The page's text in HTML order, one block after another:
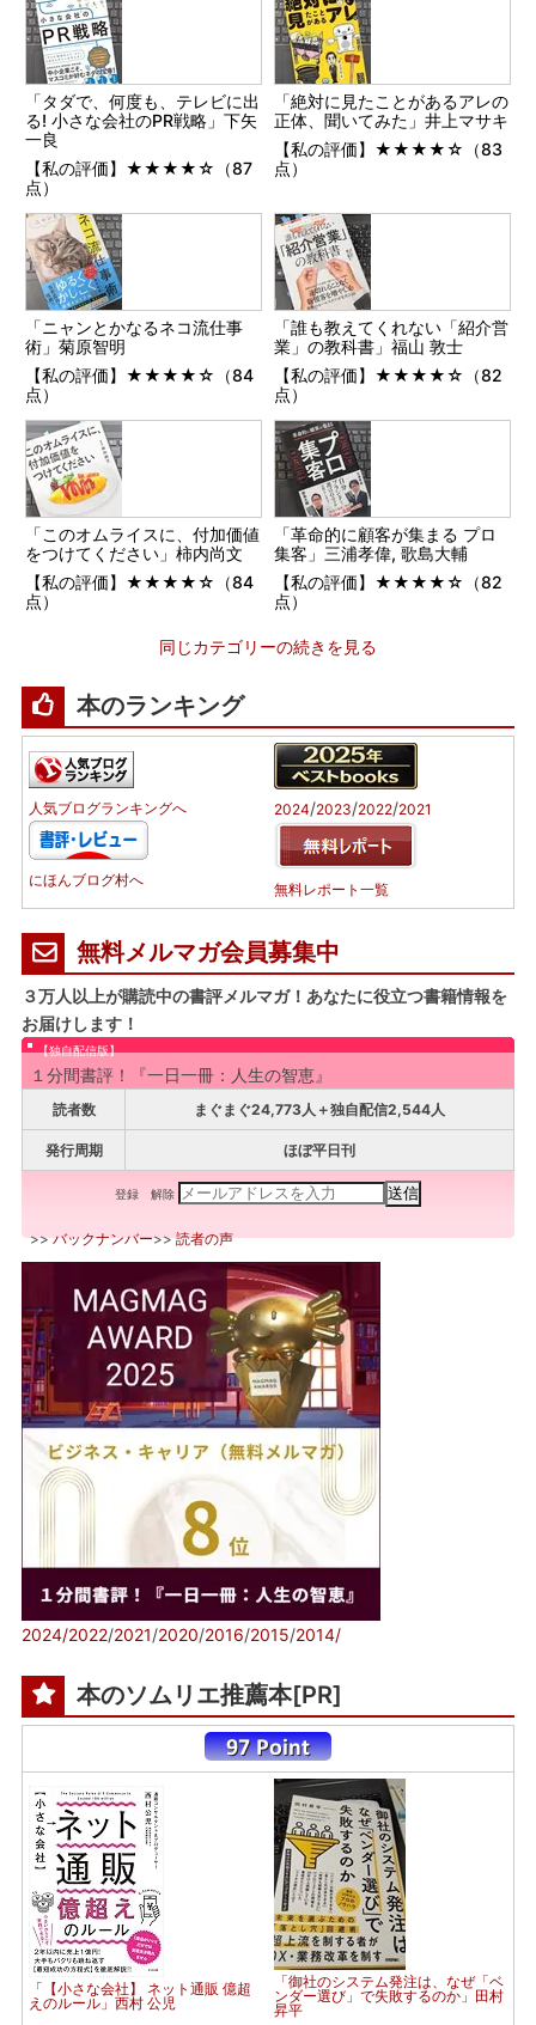
「タダで、何度も、テレビに出
る! 小さな会社のPR戦略」下矢
一良
【私の評価】★★★★☆（87
点）
「絶対に見たことがあるアレの
正体、聞いてみた」井上マサキ
【私の評価】★★★★☆（83
点）
「ニャンとかなるネコ流仕事
術」菊原智明
【私の評価】★★★★☆（84
点）
「誰も教えてくれない「紹介営
業」の教科書」福山 敦士
【私の評価】★★★★☆（82
点）
「このオムライスに、付加価値
をつけてください」柿内尚文
【私の評価】★★★★☆（84
点）
「革命的に顧客が集まる プロ
集客」三浦孝偉, 歌島大輔
【私の評価】★★★★☆（82
点）
同じカテゴリーの続きを見る
本のランキング
人気ブログランキングへ
にほんブログ村へ
2024/2023/2022/2021
無料レポート一覧
無料メルマガ会員募集中
３万人以上が購読中の書評メルマガ！あなたに役立つ書籍情報を
お届けします！
【独自配信版】
１分間書評！『一日一冊：人生の智恵』
読者数 まぐまぐ24,773人＋独自配信2,544人
発行周期 ほぼ平日刊
登録 解除
>>バックナンバー>>読者の声
2024/2022/2021/2020/2016/2015/2014/
本のソムリエ推薦本[PR]
「【小さな会社】 ネット通販 億超
えのルール」西村 公児
「御社のシステム発注は、なぜ「ベ
ンダー選び」で失敗するのか」田村
昇平